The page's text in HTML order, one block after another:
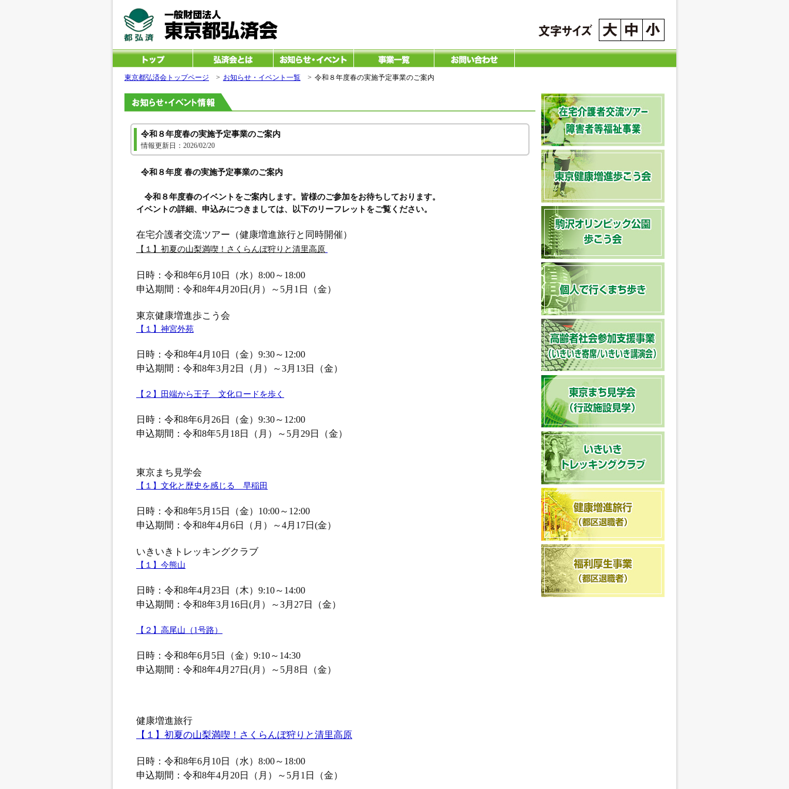
東京都弘済会トップページ > お知らせ・イベント一覧> 令和８年度春の実施予定事業のご案内
令和８年度春の実施予定事業のご案内
情報更新日：2026/02/20
令和８年度 春の実施予定事業のご案内
令和８年度春のイベントをご案内します。 皆様のご参加をお待ちしております。
イベントの詳細、申込みにつきましては、以下のリーフレットをご覧ください。
在宅介護者交流ツアー（健康増進旅行と同時開催）
【１】初夏の山梨満喫！さくらんぼ狩りと清里高原
日時：令和8年6月10日（水）8:00～18:00
申込期間：令和8年4月20日(月）～5月1日（金）
東京健康増進歩こう会
【１】神宮外苑
日時：令和8年4月10日（金）9:30～12:00
申込期間：令和8年3月2日（月）～3月13日（金）
【２】田端から王子 文化ロードを歩く
日時：令和8年6月26日（金）9:30～12:00
申込期間：令和8年5月18日（月）～5月29日（金）
東京まち見学会
【１】文化と歴史を感じる 早稲田
日時：令和8年5月15日（金）10:00～12:00
申込期間：令和8年4月6日（月）～4月17日(金）
いきいきトレッキングクラブ
【１】今熊山
日時：令和8年4月23日（木）9:10～14:00
申込期間：令和8年3月16日(月）～3月27日（金）
【２】高尾山（1号路）
日時：令和8年6月5日（金）9:10～14:30
申込期間：令和8年4月27日(月）～5月8日（金）
健康増進旅行
【１】初夏の山梨満喫！さくらんぼ狩りと清里高原
日時：令和8年6月10日（水）8:00～18:00
申込期間：令和8年4月20日（月）～5月1日（金）